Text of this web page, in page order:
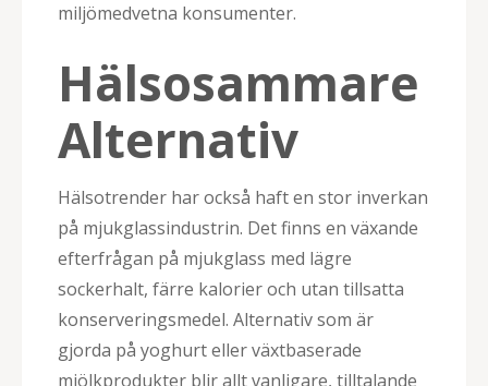
miljömedvetna konsumenter.
Hälsosammare
Alternativ
Hälsotrender har också haft en stor inverkan
på mjukglassindustrin. Det finns en växande
efterfrågan på mjukglass med lägre
sockerhalt, färre kalorier och utan tillsatta
konserveringsmedel. Alternativ som är
gjorda på yoghurt eller växtbaserade
mjölkprodukter blir allt vanligare, tilltalande